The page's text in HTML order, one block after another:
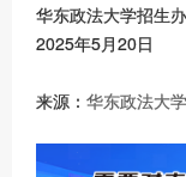
华东政法大学招生
2025年5月20日
来源： 华东政法大